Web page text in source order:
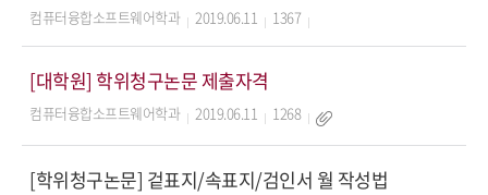
컴퓨터융합소프트웨어학과 2019.06.11 1367
[대학원] 학위청구논문 제출자격
컴퓨터융합소프트웨어학과 2019.06.11 1268
[학위청구논문] 겉표지/속표지/검인서 월 작성법